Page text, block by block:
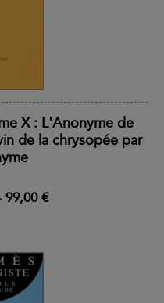
X : L'Anonyme de
de la chrysopée par
99,00 €